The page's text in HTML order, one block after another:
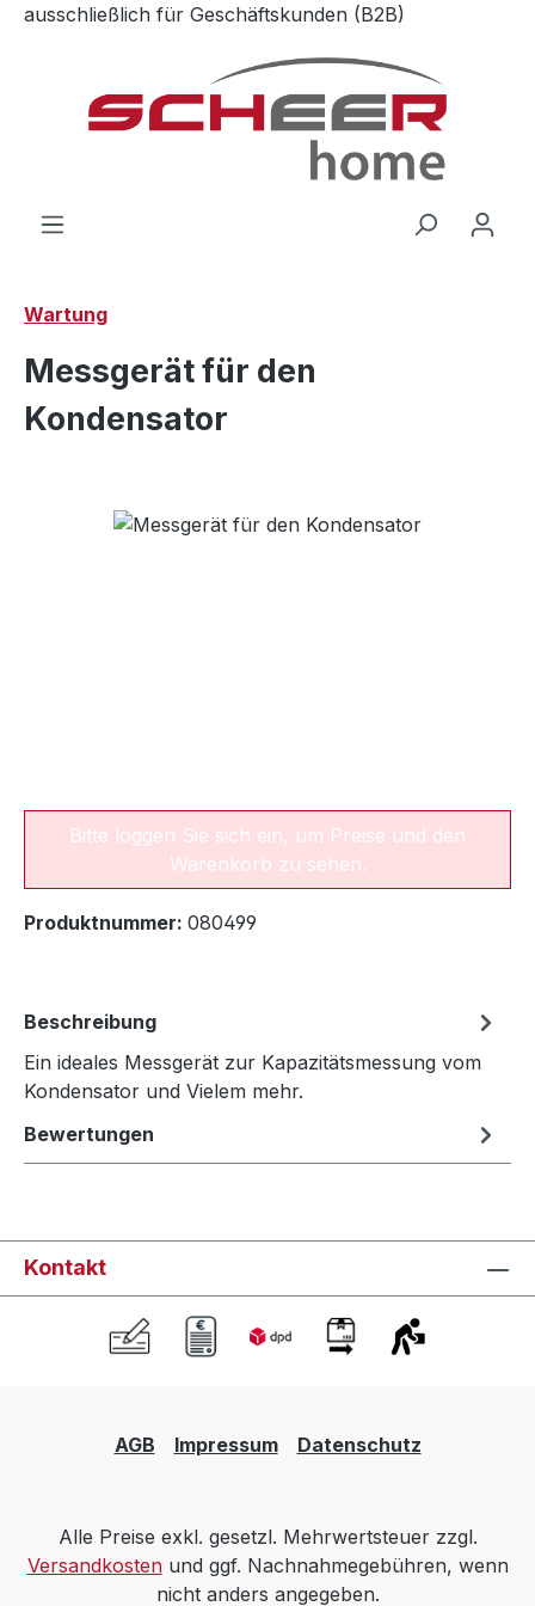
Zum Hauptinhalt springen
ausschließlich für Geschäftskunden (B2B)
Wartung
Messgerät für den
Kondensator
Bildergalerie überspringen
Bitte loggen Sie sich ein, um Preise und den
Warenkorb zu sehen.
Produktnummer: 080499
Beschreibung
Ein ideales Messgerät zur Kapazitätsmessung vom
Kondensator und Vielem mehr.
Bewertungen
Kontakt
AGB Impressum Datenschutz
Alle Preise exkl. gesetzl. Mehrwertsteuer zzgl.
Versandkostenund ggf. Nachnahmegebühren, wenn
nicht anders angegeben.